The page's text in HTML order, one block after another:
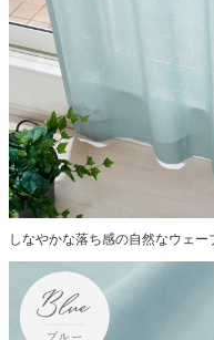
しなやかな落ち感の自然なウェー